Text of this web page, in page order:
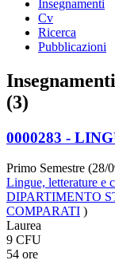
Insegnamenti
Cv
Ricerca
Pubblicazioni
(3)
0000283 -
Primo Semestre (28/
Lingue, letterature e
DIPARTIMENTO
COMPARATI )
Laurea
9 CFU
54 ore